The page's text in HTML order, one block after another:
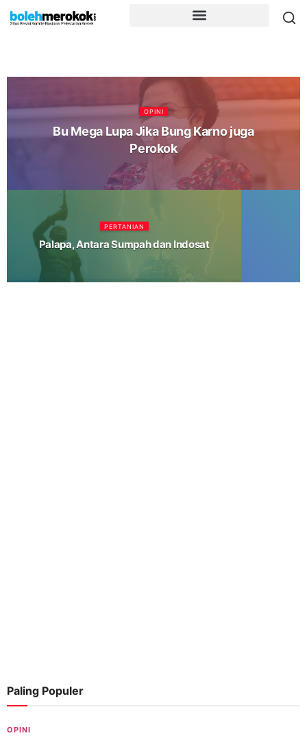
OPINI
Bu Mega Lupa Jika Bung Karno juga
Perokok
PERTANIAN
Palapa, Antara Sumpah dan Indosat
Paling Populer
OPINI